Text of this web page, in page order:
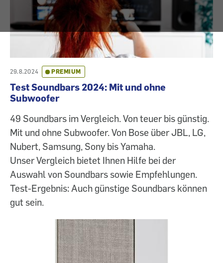
29.8.2024 PREMIUM
Test Soundbars 2024: Mit und ohne
Subwoofer
49 Soundbars im Vergleich. Von teuer bis günstig.
Mit und ohne Subwoofer. Von Bose über JBL, LG,
Nubert, Samsung, Sony bis Yamaha.
Unser Vergleich bietet Ihnen Hilfe bei der
Auswahl von Soundbars sowie Empfehlungen.
Test-Ergebnis: Auch günstige Soundbars können
gut sein.